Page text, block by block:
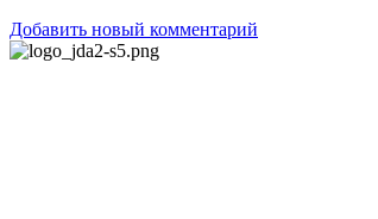
Добавить новый комментарий